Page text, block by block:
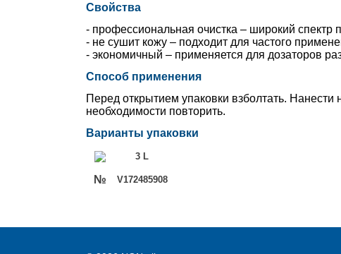
Свойства
- профессиональная очистка – широкий спектр
- не сушит кожу – подходит для частого
- экономичный – применяется для дозаторов
Способ применения
Перед открытием упаковки взболтать.
необходимости повторить.
Варианты упаковки
3 L
№ V172485908